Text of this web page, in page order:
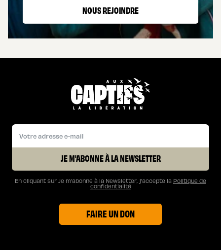
NOUS REJOINDRE
JE M'ABONNE À LA NEWSLETTER
En cliquant sur Je m’abonne à la Newsletter, j’accepte la Politique de
confidentialité
FAIRE UN DON